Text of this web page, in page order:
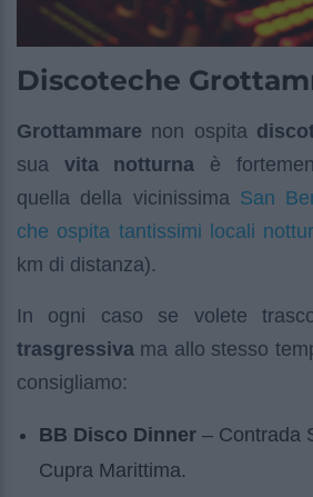
Discoteche
Grottammare non ospita
sua vita notturna è
quella della vicinissima San
che ospita tantissimi locali
km di distanza).
In ogni caso se volete
trasgressiva ma allo stesso
consigliamo:
BB Disco Dinner – Contrada
Cupra Marittima.